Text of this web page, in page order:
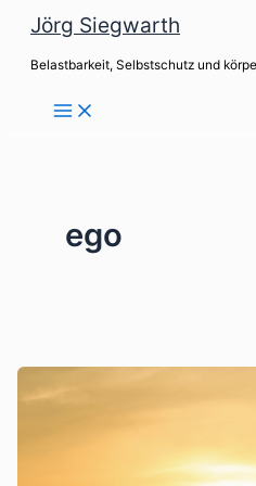
Zum
springen
Jörg Siegwarth
Belastbarkeit, Selbstschutz und
ego